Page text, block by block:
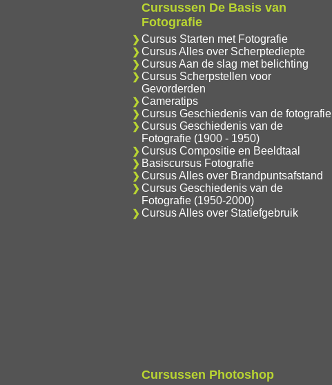
Cursussen De Basis van
Fotografie
Cursus Starten met Fotografie
Cursus Alles over Scherptediepte
Cursus Aan de slag met belichting
Cursus Scherpstellen voor
Gevorderden
Cameratips
Cursus Geschiedenis van de fotografie
Cursus Geschiedenis van de
Fotografie (1900 - 1950)
Cursus Compositie en Beeldtaal
Basiscursus Fotografie
Cursus Alles over Brandpuntsafstand
Cursus Geschiedenis van de
Fotografie (1950-2000)
Cursus Alles over Statiefgebruik
Cursussen Photoshop